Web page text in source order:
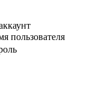
пользователя